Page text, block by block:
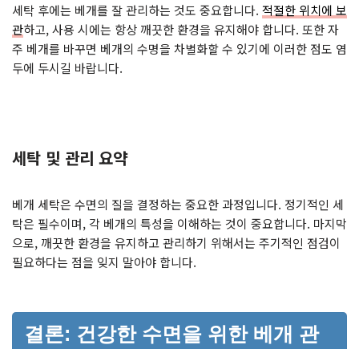
세탁 후에는 베개를 잘 관리하는 것도 중요합니다. 적절한 위치에 보
관하고, 사용 시에는 항상 깨끗한 환경을 유지해야 합니다. 또한 자
주 베개를 바꾸면 베개의 수명을 차별화할 수 있기에 이러한 점도 염
두에 두시길 바랍니다.
세탁 및 관리 요약
베개 세탁은 수면의 질을 결정하는 중요한 과정입니다. 정기적인 세
탁은 필수이며, 각 베개의 특성을 이해하는 것이 중요합니다. 마지막
으로, 깨끗한 환경을 유지하고 관리하기 위해서는 주기적인 점검이
필요하다는 점을 잊지 말아야 합니다.
결론: 건강한 수면을 위한 베개 관